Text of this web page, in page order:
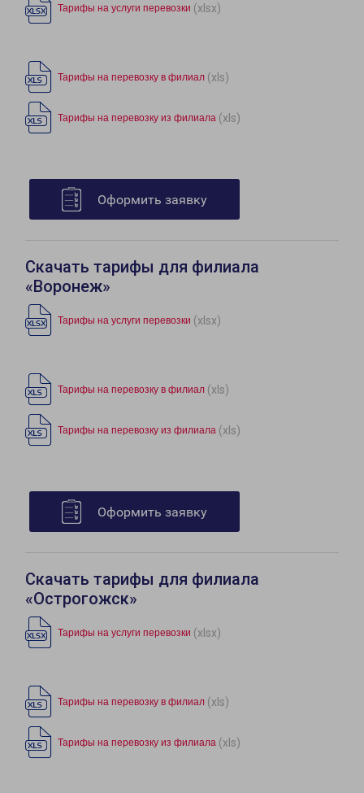
Тарифы на услуги перевозки (xlsx)
Тарифы на перевозку в филиал (xls)
Тарифы на перевозку из филиала (xls)
Оформить заявку
Скачать тарифы для филиала
«Воронеж»
Тарифы на услуги перевозки (xlsx)
Тарифы на перевозку в филиал (xls)
Тарифы на перевозку из филиала (xls)
Оформить заявку
Скачать тарифы для филиала
«Острогожск»
Тарифы на услуги перевозки (xlsx)
Тарифы на перевозку в филиал (xls)
Тарифы на перевозку из филиала (xls)